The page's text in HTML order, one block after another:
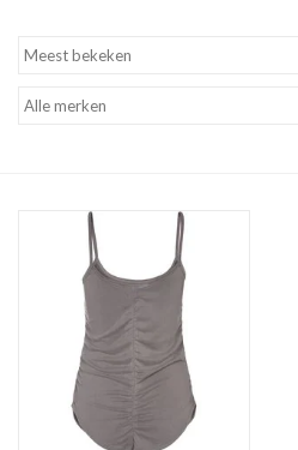
Accessoires
Merken